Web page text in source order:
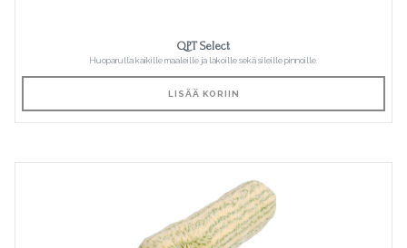
QPT Select
Huoparulla kaikille maaleille ja lakoille sekä sileille pinnoille.
LISÄÄ KORIIN